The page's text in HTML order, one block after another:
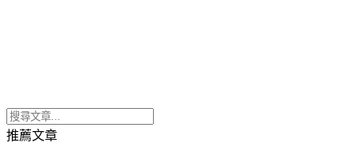
推薦文章